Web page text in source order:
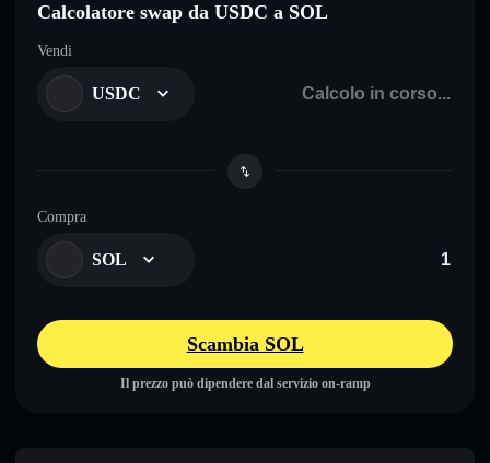
Calcolatore swap da USDC a SOL
Vendi
USDC
Compra
SOL
Scambia SOL
Il prezzo può dipendere dal servizio on-ramp